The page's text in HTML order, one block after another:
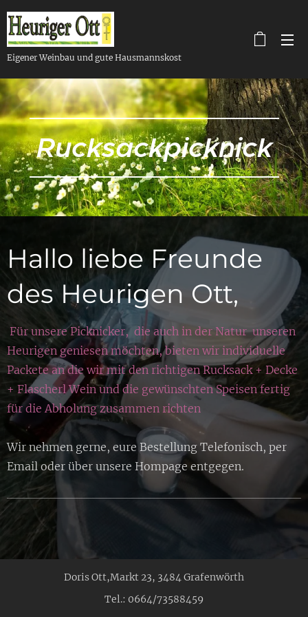
Eigener Weinbau und gute Hausmannskost
Rucksackpicknick
Hallo liebe Freunde
des Heurigen Ott,
Für unsere Picknicker, die auch in der Natur unseren
Heurigen geniesen möchten, bieten wir individuelle
Packete an die wir mit den richtigen Rucksack + Decke
+ Flascherl Wein und die gewünschten Speisen fertig
für die Abholung zusammen richten
Wir nehmen gerne, eure Bestellung Telefonisch, per
Email oder über unsere Hompage entgegen.
Doris Ott,Markt 23, 3484 Grafenwörth
Tel.: 0664/73588459